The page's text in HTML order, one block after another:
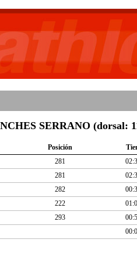
SERRANO (dorsal:
Posición
281
281
282
222
293